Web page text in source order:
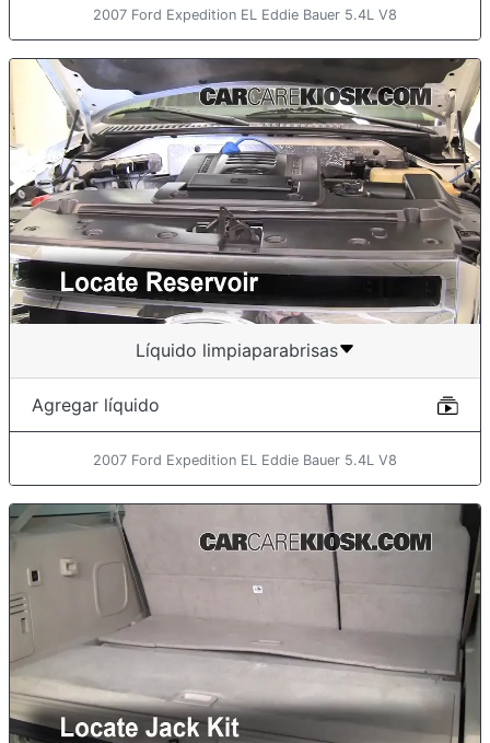
2007 Ford Expedition EL Eddie Bauer 5.4L V8
Líquido limpiaparabrisas
Agregar líquido
2007 Ford Expedition EL Eddie Bauer 5.4L V8